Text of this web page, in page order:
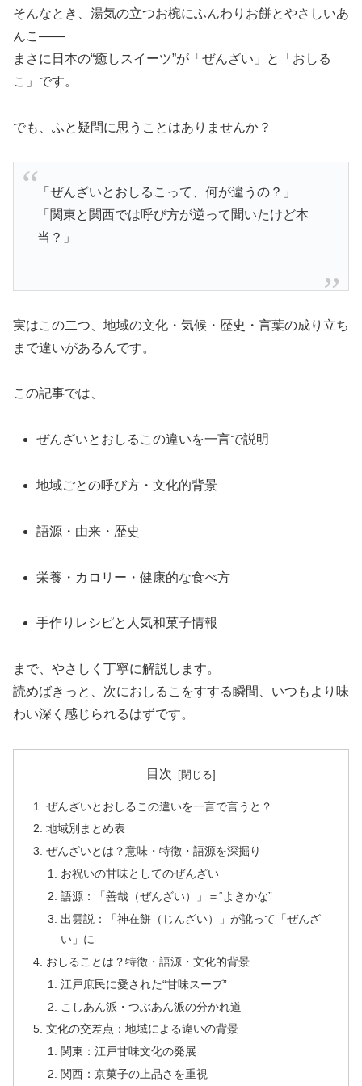
そんなとき、湯気の立つお椀にふんわりお餅とやさしいあ
んこ――
まさに日本の“癒しスイーツ”が「ぜんざい」と「おしる
こ」です。
でも、ふと疑問に思うことはありませんか？
「ぜんざいとおしるこって、何が違うの？」
「関東と関西では呼び方が逆って聞いたけど本
当？」
実はこの二つ、地域の文化・気候・歴史・言葉の成り立ち
まで違いがあるんです。
この記事では、
ぜんざいとおしるこの違いを一言で説明
地域ごとの呼び方・文化的背景
語源・由来・歴史
栄養・カロリー・健康的な食べ方
手作りレシピと人気和菓子情報
まで、やさしく丁寧に解説します。
読めばきっと、次におしるこをすする瞬間、いつもより味
わい深く感じられるはずです。
目次
ぜんざいとおしるこの違いを一言で言うと？
地域別まとめ表
ぜんざいとは？意味・特徴・語源を深掘り
お祝いの甘味としてのぜんざい
語源：「善哉（ぜんざい）」＝“よきかな”
出雲説：「神在餅（じんざい）」が訛って「ぜんざ
い」に
おしることは？特徴・語源・文化的背景
江戸庶民に愛された“甘味スープ”
こしあん派・つぶあん派の分かれ道
文化の交差点：地域による違いの背景
関東：江戸甘味文化の発展
関西：京菓子の上品さを重視